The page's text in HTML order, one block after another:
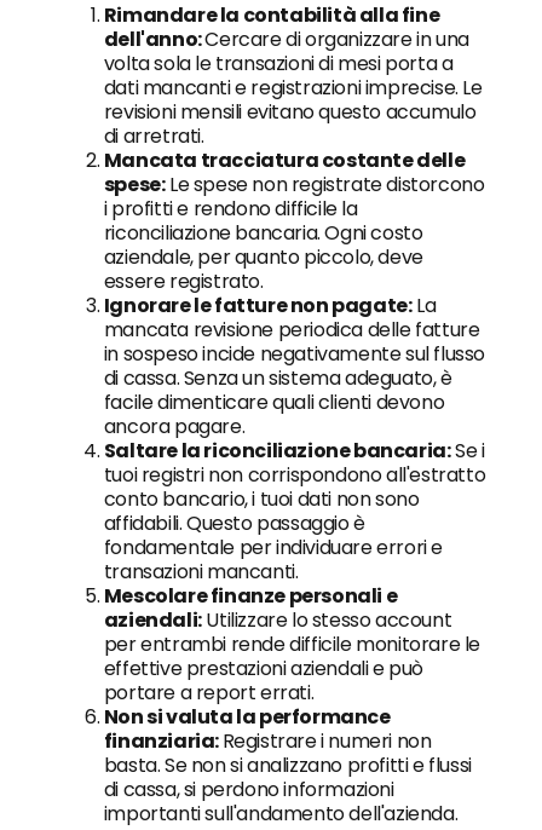
Rimandare la contabilità alla fine
dell'anno:Cercare di organizzare in una
volta sola le transazioni di mesi porta a
dati mancanti e registrazioni imprecise. Le
revisioni mensili evitano questo accumulo
di arretrati.
Mancata tracciatura costante delle
spese:Le spese non registrate distorcono
i profitti e rendono difficile la
riconciliazione bancaria. Ogni costo
aziendale, per quanto piccolo, deve
essere registrato.
Ignorare le fatture non pagate:La
mancata revisione periodica delle fatture
in sospeso incide negativamente sul flusso
di cassa. Senza un sistema adeguato, è
facile dimenticare quali clienti devono
ancora pagare.
Saltare la riconciliazione bancaria:Se i
tuoi registri non corrispondono all'estratto
conto bancario, i tuoi dati non sono
affidabili. Questo passaggio è
fondamentale per individuare errori e
transazioni mancanti.
Mescolare finanze personali e
aziendali:Utilizzare lo stesso account
per entrambi rende difficile monitorare le
effettive prestazioni aziendali e può
portare a report errati.
Non si valuta la performance
finanziaria:Registrare i numeri non
basta. Se non si analizzano profitti e flussi
di cassa, si perdono informazioni
importanti sull'andamento dell'azienda.